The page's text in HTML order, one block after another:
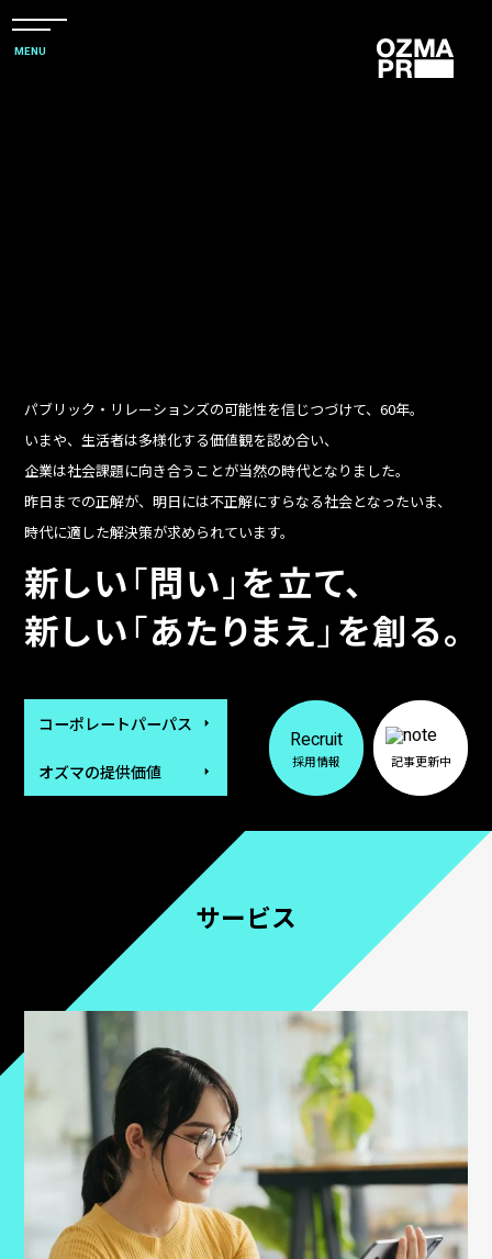
本
ア
ル
メ
ニ
MENU
パブリック・リレーションズの可能性を信じつづけて、60年。
いまや、生活者は多様化する価値観を認め合い、
企業は社会課題に向き合うことが当然の時代となりました。
昨日までの正解が、明日には不正解にすらなる社会となったいま、
時代に適した解決策が求められています。
新しい「問い 」 を立て、
新しい「あたりまえ 」 を創る。
コーポレートパーパス
オズマの提供価値
Recruit
採用情報 記事更新中
サービス